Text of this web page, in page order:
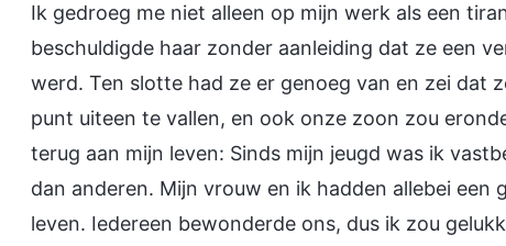
Ik gedroeg me niet alleen op mijn werk als een
beschuldigde haar zonder aanleiding dat ze een
werd. Ten slotte had ze er genoeg van en zei dat
punt uiteen te vallen, en ook onze zoon zou
terug aan mijn leven: Sinds mijn jeugd was ik
dan anderen. Mijn vrouw en ik hadden allebei
leven. Iedereen bewonderde ons, dus ik zou